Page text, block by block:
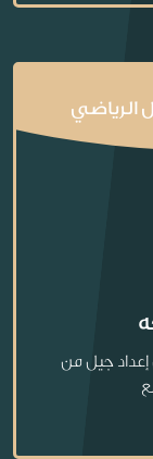
الرياضي
إعداد جيل من